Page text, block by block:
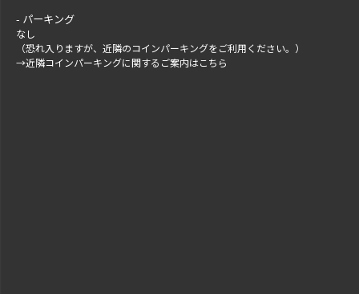
パーキング
なし
（恐れ入りますが、近隣のコインパーキングをご利用ください。）
→近隣コインパーキングに関するご案内はこちら